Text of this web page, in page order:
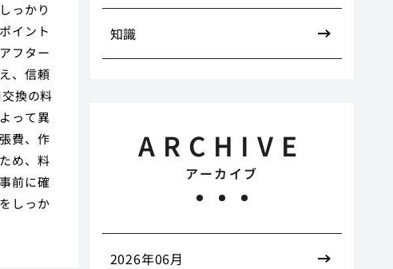
っかり
イント
フター
、信頼
換の料
って異
費、作
め、料
前に確
しっか
知識
ARCHIVE
アーカイブ
2026年06月